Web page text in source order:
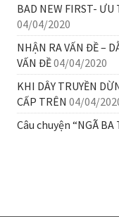
BAD NEW FIRST-
04/04/2020
NHẬN RA VẤN ĐỀ –
VẤN ĐỀ04/04/2020
KHI DÂY TRUYỀN
CẤP TRÊN 04/04/
Câu chuyện “NGÃ BA